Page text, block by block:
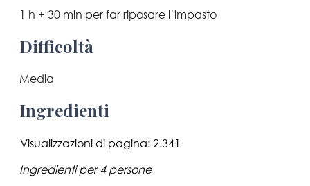
1 h + 30 min per far riposare l’impasto
Difficoltà
Media
Ingredienti
Visualizzazioni di pagina:2.341
Ingredienti per 4 persone